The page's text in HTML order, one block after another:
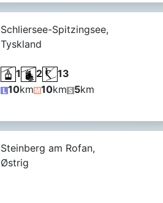
Schliersee-Spitzingsee,
Tyskland
1 2
13
10km 10km 5km
Steinberg am Rofan,
Østrig